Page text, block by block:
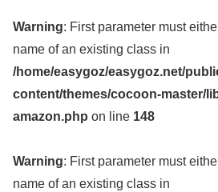
Warning: First parameter must
name of an existing class in
/home/easygoz/easygoz.net/
content/themes/cocoon-master/
amazon.php on line 148
Warning: First parameter must
name of an existing class in